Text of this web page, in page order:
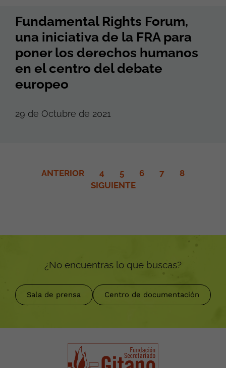
Fundamental Rights Forum,
una iniciativa de la FRA para
poner los derechos humanos
en el centro del debate
europeo
29 de Octubre de 2021
ANTERIOR 4 5 6 7
8
SIGUIENTE
¿No encuentras lo que buscas?
Sala de prensa Centro de documentación